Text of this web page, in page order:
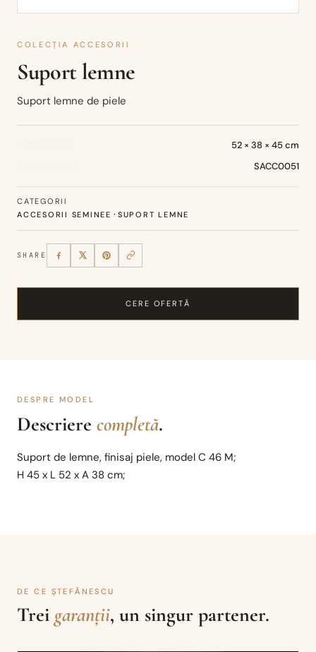
COLECȚIA ACCESORII
Suport lemne
Suport lemne de piele
52 × 38 × 45 cm
SACC0051
CATEGORII
ACCESORII SEMINEE · SUPORT LEMNE
SHARE
CERE OFERTĂ
DESPRE MODEL
Descriere completă.
Suport de lemne, finisaj piele, model C 46 M;
H 45 x L 52 x A 38 cm;
DE CE ȘTEFĂNESCU
Trei garanții, un singur partener.